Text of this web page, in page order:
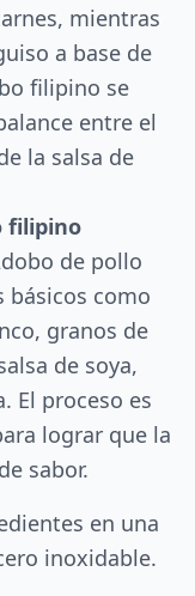
mientras
a base de
filipino se
entre el
la salsa de
filipino
de pollo
como
granos de
de soya,
El proceso es
lograr que la
sabor.
en una
inoxidable.